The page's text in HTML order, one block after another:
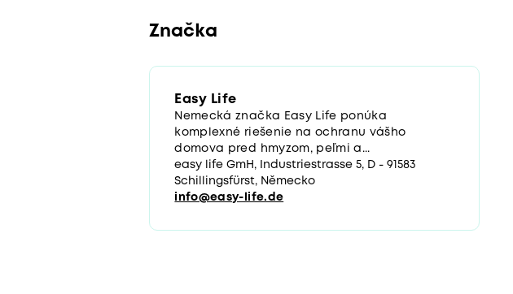
Značka
Easy Life
Nemecká značka Easy Life ponúka
komplexné riešenie na ochranu vášho
domova pred hmyzom, peľmi a...
easy life GmH, Industriestrasse 5, D - 91583
Schillingsfürst, Německo
info@easy-life.de